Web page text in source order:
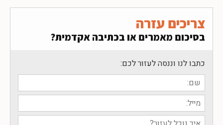
צריכים עזרה
בסיכום מאמרים או בכתיבה אקדמית?
כתבו לנו וננסה לעזור לכם: